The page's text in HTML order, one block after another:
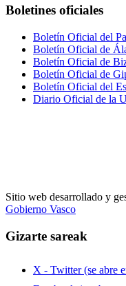
Boletines oficiales
Boletín Oficial del
Boletín Oficial de
Boletín Oficial de
Boletín Oficial de
Boletín Oficial del
Diario Oficial de la
Sitio web desarrollado y
Gobierno Vasco
Gizarte sareak
X - Twitter (se abre